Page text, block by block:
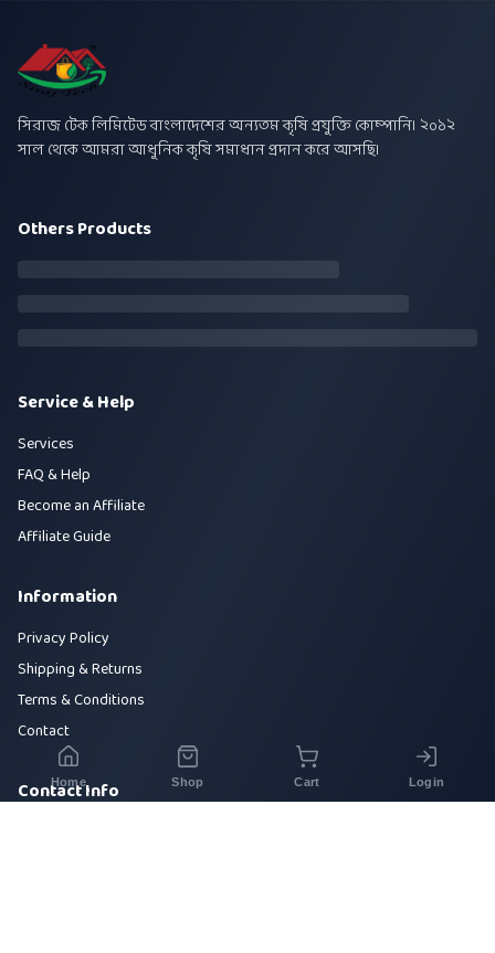
সিরাজ টেক লিমিটেড বাংলাদেশের অন্যতম কৃষি প্রযুক্তি কোম্পানি। ২০১২
সাল থেকে আমরা আধুনিক কৃষি সমাধান প্রদান করে আসছি।
Others Products
Service & Help
Services
FAQ & Help
Become an Affiliate
Affiliate Guide
Information
Privacy Policy
Shipping & Returns
Terms & Conditions
Contact
Contact Info
Home Shop Cart Login